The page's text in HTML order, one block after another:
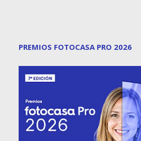
PREMIOS FOTOCASA PRO 2026